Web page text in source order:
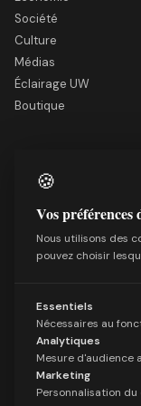
Société
Culture
Médias
Éclairage UW
Boutique
Nous soutenir
Qui sommes-nous
Facebook
X (Twitter)
Telegram
🍪
Vos préférences
Nous utilisons des
pouvez choisir
Essentiels
Nécessaires au
Analytiques
Mesure d'audience
Marketing
Personnalisation du